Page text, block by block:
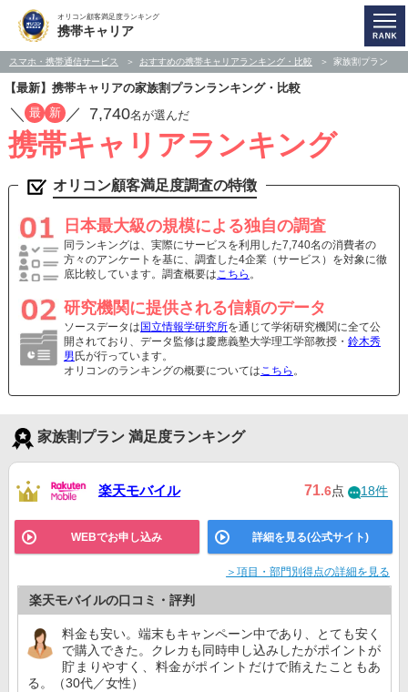
オリコン顧客満足度ランキング
携帯キャリア
スマホ・携帯通信サービス おすすめの携帯キャリアランキング・比較 家族割プラン
【最新】携帯キャリアの家族割プランランキング・比較
／ 最 新 ／ 7,740名が選んだ
携帯キャリアランキング
オリコン顧客満足度調査の特徴
日本最大級の規模による独自の調査
同ランキングは、実際にサービスを利用した7,740名の消費者の
方々のアンケートを基に、調査した4企業（サービス）を対象に徹
底比較しています。調査概要はこちら 。
研究機関に提供される信頼のデータ
ソースデータは 国立情報学研究所を通じて学術研究機関に全て公
開されており、データ監修は慶應義塾大学理工学部教授・ 鈴木秀
男 氏が行っています。
オリコンのランキングの概要についてはこちら 。
家族割プラン 満足度ランキング
楽天モバイル 71.6点 18件
WEBでお申し込み 詳細を見る(公式サイト)
＞項目・部門別得点の詳細を見る
楽天モバイルの口コミ・評判
料金も安い。端末もキャンペーン中であり、とても安く
で購入できた。クレカも同時申し込みしたがポイントが
貯まりやすく、料金がポイントだけで賄えたこともあ
る。（30代／女性）